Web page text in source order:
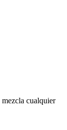
cualquier